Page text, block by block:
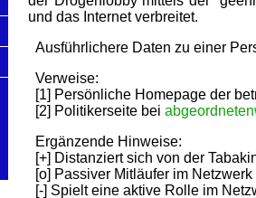
und das Internet verbreitet.
Ausführlichere Daten zu einer
Verweise:
[1] Persönliche Homepage der
[2] Politikerseite bei
Ergänzende Hinweise:
[+] Distanziert sich von der
[o] Passiver Mitläufer im
[-] Spielt eine aktive Rolle im